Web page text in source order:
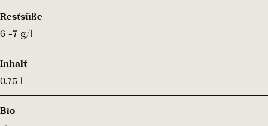
Restsüße
6 -7 g/l
Inhalt
0.75 l
Bio